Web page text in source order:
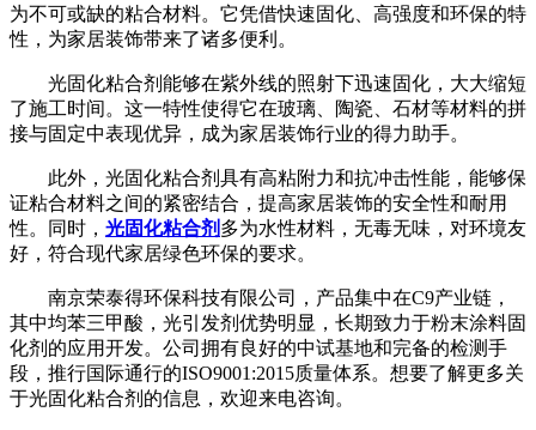
为不可或缺的粘合材料。它凭借快速固化、高强度和环保的特
性，为家居装饰带来了诸多便利。
光固化粘合剂能够在紫外线的照射下迅速固化，大大缩短
了施工时间。这一特性使得它在玻璃、陶瓷、石材等材料的拼
接与固定中表现优异，成为家居装饰行业的得力助手。
此外，光固化粘合剂具有高粘附力和抗冲击性能，能够保
证粘合材料之间的紧密结合，提高家居装饰的安全性和耐用
性。同时， 光固化粘合剂 多为水性材料，无毒无味，对环境友
好，符合现代家居绿色环保的要求。
南京荣泰得环保科技有限公司，产品集中在C9产业链，
其中均苯三甲酸，光引发剂优势明显，长期致力于粉末涂料固
化剂的应用开发。公司拥有良好的中试基地和完备的检测手
段，推行国际通行的ISO9001:2015质量体系。想要了解更多关
于光固化粘合剂的信息，欢迎来电咨询。